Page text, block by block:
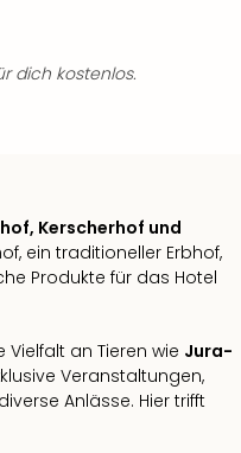
dich kostenlos.
Kerscherhof und
ein traditioneller Erbhof,
Produkte für das Hotel
an Tieren wie Jura-
Veranstaltungen,
Anlässe. Hier trifft